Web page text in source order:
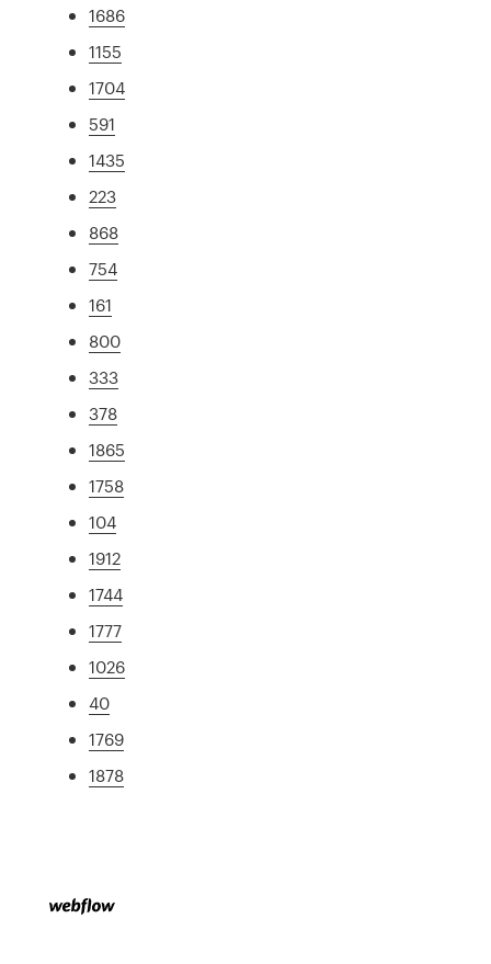
1686
1155
1704
591
1435
223
868
754
161
800
333
378
1865
1758
104
1912
1744
1777
1026
40
1769
1878